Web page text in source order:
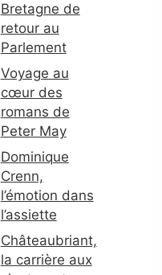
Bretagne de
retour au
Parlement
Voyage au
cœur des
romans de
Peter May
Dominique
Crenn,
l’émotion dans
l’assiette
Châteaubriant,
la carrière aux